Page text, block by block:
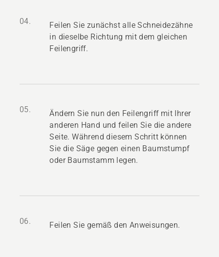
04.
Feilen Sie zunächst alle Schneidezähne
in dieselbe Richtung mit dem gleichen
Feilengriff.
05.
Ändern Sie nun den Feilengriff mit Ihrer
anderen Hand und feilen Sie die andere
Seite. Während diesem Schritt können
Sie die Säge gegen einen Baumstumpf
oder Baumstamm legen.
06. Feilen Sie gemäß den Anweisungen.